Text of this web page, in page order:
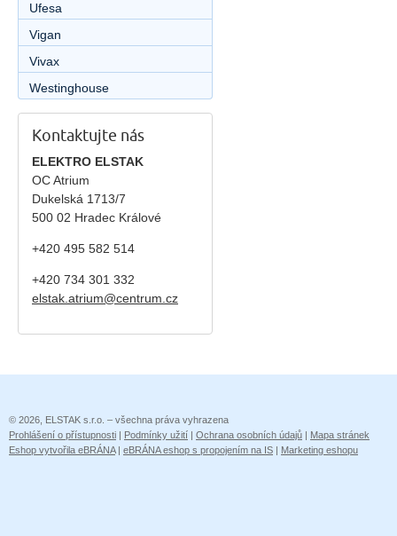
Ufesa
Vigan
Vivax
Westinghouse
Kontaktujte nás
ELEKTRO ELSTAK
OC Atrium
Dukelská 1713/7
500 02 Hradec Králové
+420 495 582 514
+420 734 301 332
elstak.atrium@centrum.cz
© 2026, ELSTAK s.r.o. – všechna práva vyhrazena
Prohlášení o přístupnosti | Podmínky užití | Ochrana osobních údajů | Mapa stránek
Eshop vytvořila eBRÁNA| eBRÁNA eshop s propojením na IS | Marketing eshopu